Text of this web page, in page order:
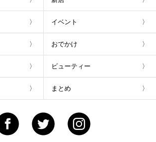
イベント
おでかけ
ビューティー
まとめ